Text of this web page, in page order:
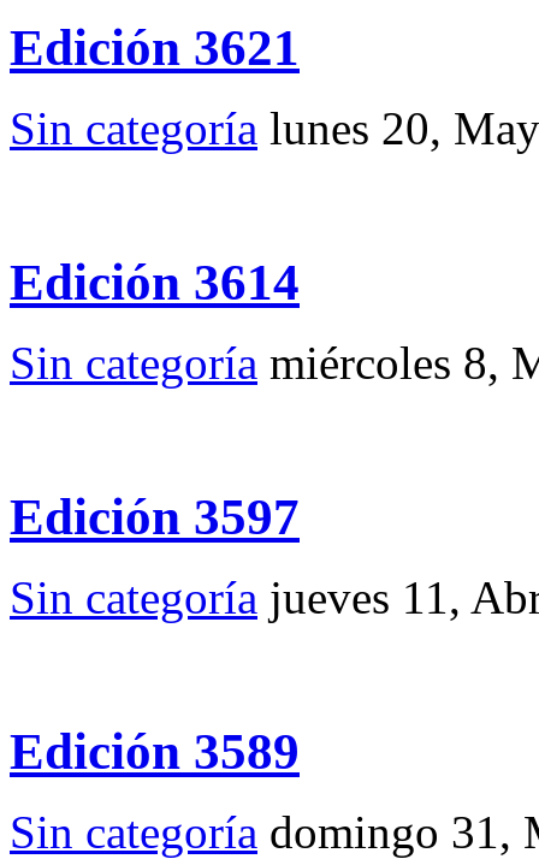
Edición 3621
Sin categoría lunes 20,
Edición 3614
Sin categoría miércoles 8,
Edición 3597
Sin categoría jueves 11,
Edición 3589
Sin categoría domingo 31,